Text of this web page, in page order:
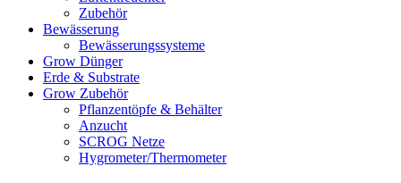
Zubehör
Bewässerung
Bewässerungssysteme
Grow Dünger
Erde & Substrate
Grow Zubehör
Pflanzentöpfe & Behälter
Anzucht
SCROG Netze
Hygrometer/Thermometer